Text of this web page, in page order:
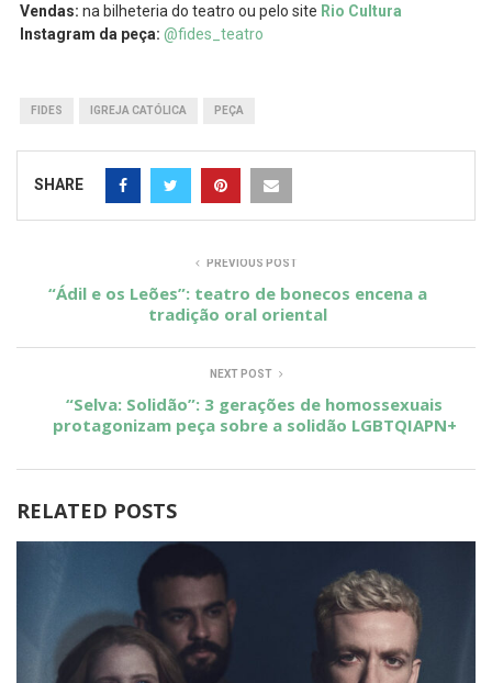
Vendas: na bilheteria do teatro ou pelo site Rio Cultura
Instagram da peça: @fides_teatro
FIDES IGREJA CATÓLICA PEÇA
SHARE
PREVIOUS POST
“Ádil e os Leões”: teatro de bonecos encena a
tradição oral oriental
NEXT POST
“Selva: Solidão”: 3 gerações de homossexuais
protagonizam peça sobre a solidão LGBTQIAPN+
RELATED POSTS